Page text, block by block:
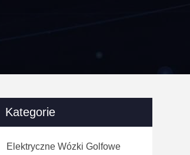
Kategorie
Elektryczne Wózki Golfowe